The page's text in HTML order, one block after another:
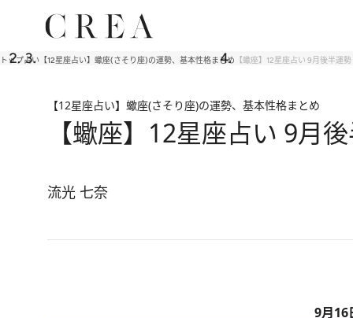
トップ占い 【12星座占い】蠍座(さそり座)の運勢、基本性格まとめ 【蠍座】12星座占い 9月後半運
【12星座占い】蠍座(さそり座)の運勢、基本性格まとめ
【蠍座】12星座占い 9月
流光 七奈
9月16